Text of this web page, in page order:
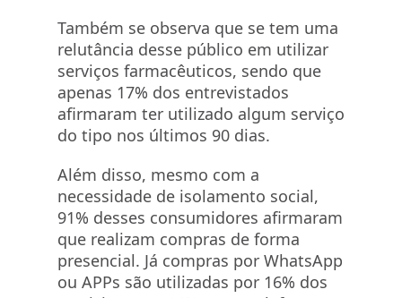
Também se observa que se tem uma
relutância desse público em utilizar
serviços farmacêuticos, sendo que
apenas 17% dos entrevistados
afirmaram ter utilizado algum serviço
do tipo nos últimos 90 dias.
Além disso, mesmo com a
necessidade de isolamento social,
91% desses consumidores afirmaram
que realizam compras de forma
presencial. Já compras por WhatsApp
ou APPs são utilizadas por 16% dos